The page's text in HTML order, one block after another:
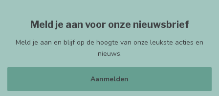
Meld je aan voor onze nieuwsbrief
Meld je aan en blijf op de hoogte van onze leukste acties en
nieuws.
Aanmelden